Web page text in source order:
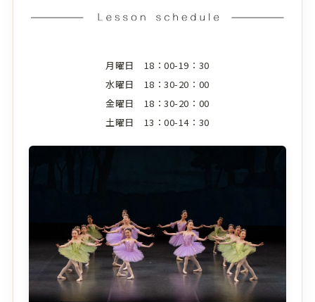
月曜日 18：00-19：30
水曜日 18：30-20：00
金曜日 18：30-20：00
土曜日 13：00-14：30